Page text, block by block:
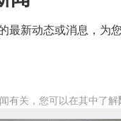
最新动态或消息，为
有关，您可以在其中了解